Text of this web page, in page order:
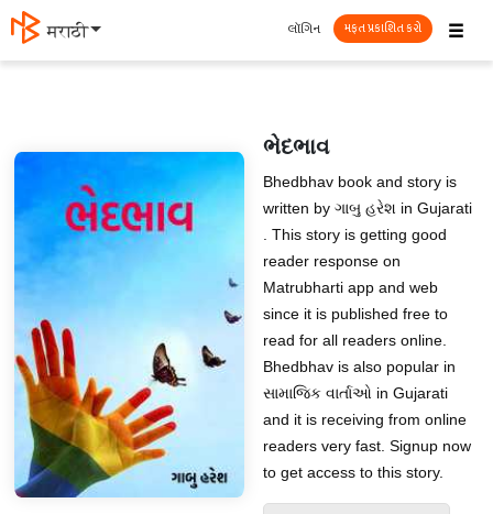
मराठी ☰
લૉગિન મફત પ્રકાશિત કરો
ભેદભાવ
Bhedbhav book and story is
written by ગાબુ હરેશ in Gujarati
. This story is getting good
reader response on
Matrubharti app and web
since it is published free to
read for all readers online.
Bhedbhav is also popular in
સામાજિક વાર્તાઓ in Gujarati
and it is receiving from online
readers very fast. Signup now
to get access to this story.